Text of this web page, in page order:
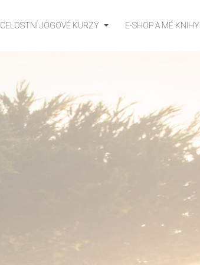
CELOSTNÍ JÓGOVÉ KURZY E-SHOP A MÉ KNIHY